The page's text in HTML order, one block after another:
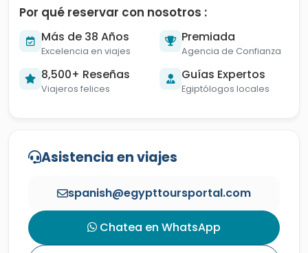
Por qué reservar con nosotros :
Más de 38 Años
Excelencia en viajes
Premiada
Agencia de Confianza
8,500+ Reseñas
Viajeros felices
Guías Expertos
Egiptólogos locales
Asistencia en viajes
spanish@egypttoursportal.com
Chatea en WhatsApp